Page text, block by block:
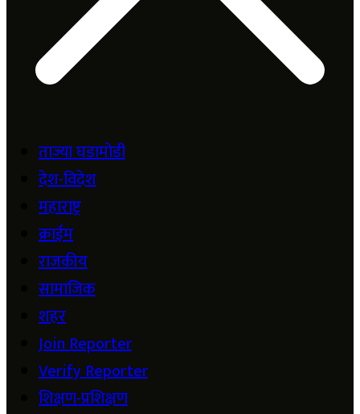
ताज्या घडामोडी
देश-विदेश
महाराष्ट्र
क्राईम
राजकीय
सामाजिक
शहर
Join Reporter
Verify Reporter
शिक्षण-प्रशिक्षण